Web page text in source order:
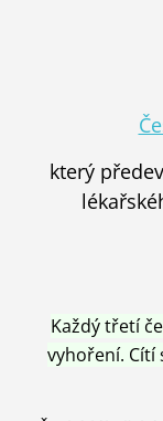
který
Každý třetí
vyhoření. Cítí